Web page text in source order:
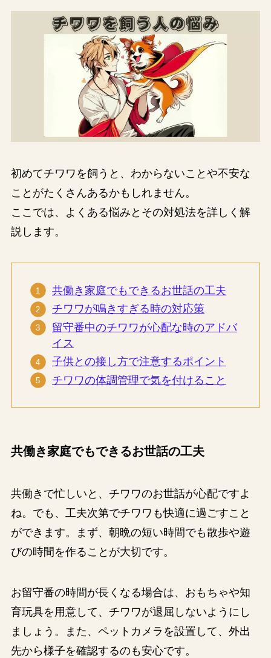
初めてチワワを飼うと、わからないことや不安な
ことがたくさんあるかもしれません。
ここでは、よくある悩みとその対処法を詳しく解
説します。
共働き家庭でもできるお世話の工夫
チワワが鳴きすぎる時の対応策
留守番中のチワワが心配な時のアドバ
イス
子供との接し方で注意するポイント
チワワの体調管理で気を付けること
共働き家庭でもできるお世話の工夫
共働きで忙しいと、チワワのお世話が心配ですよ
ね。でも、工夫次第でチワワも快適に過ごすこと
ができます。まず、朝晩の短い時間でも散歩や遊
びの時間を作ることが大切です。
お留守番の時間が長くなる場合は、おもちゃや知
育玩具を用意して、チワワが退屈しないようにし
ましょう。また、ペットカメラを設置して、外出
先から様子を確認するのも安心です。